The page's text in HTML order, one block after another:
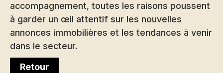
accompagnement, toutes les raisons poussent
à garder un œil attentif sur les nouvelles
annonces immobilières et les tendances à venir
dans le secteur.
Retour